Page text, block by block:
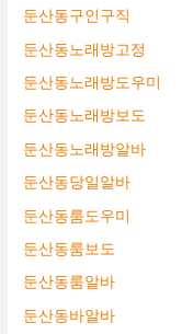
둔산동구인구직
둔산동노래방고정
둔산동노래방도우미
둔산동노래방보도
둔산동노래방알바
둔산동당일알바
둔산동룸도우미
둔산동룸보도
둔산동룸알바
둔산동바알바